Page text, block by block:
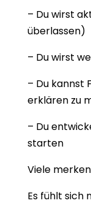
– Du wirst
überlassen)
– Du wirst
– Du kannst
erklären zu
– Du
starten
Viele
Es fühlt sich